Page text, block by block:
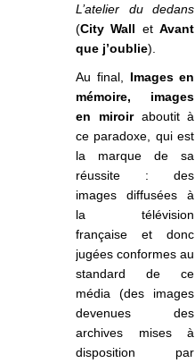
L’atelier du dedans
(City Wall etAvant
que j’oublie).
Au final, Images en
mémoire, images
en miroir aboutit à
ce paradoxe, qui est
la marque de sa
réussite : des
images diffusées à
la télévision
française et donc
jugées conformes au
standard de ce
média (des images
devenues des
archives mises à
disposition par